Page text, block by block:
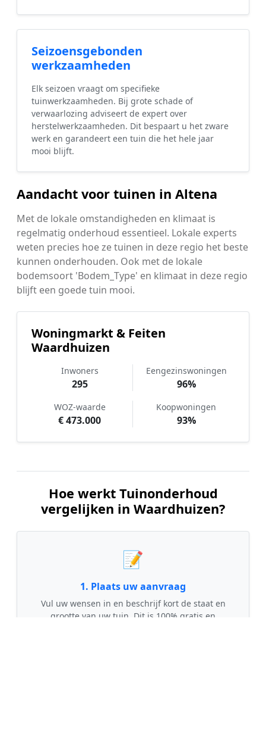
Seizoensgebonden
werkzaamheden
Elk seizoen vraagt om specifieke
tuinwerkzaamheden. Bij grote schade of
verwaarlozing adviseert de expert over
herstelwerkzaamheden. Dit bespaart u het zware
werk en garandeert een tuin die het hele jaar
mooi blijft.
Aandacht voor tuinen in Altena
Met de lokale omstandigheden en klimaat is
regelmatig onderhoud essentieel. Lokale experts
weten precies hoe ze tuinen in deze regio het beste
kunnen onderhouden. Ook met de lokale
bodemsoort 'Bodem_Type' en klimaat in deze regio
blijft een goede tuin mooi.
Woningmarkt & Feiten
Waardhuizen
Inwoners
295
Eengezinswoningen
96%
WOZ-waarde
€ 473.000
Koopwoningen
93%
Hoe werkt Tuinonderhoud
vergelijken in Waardhuizen?
📝
1. Plaats uw aanvraag
Vul uw wensen in en beschrijf kort de staat en
grootte van uw tuin. Dit is 100% gratis en